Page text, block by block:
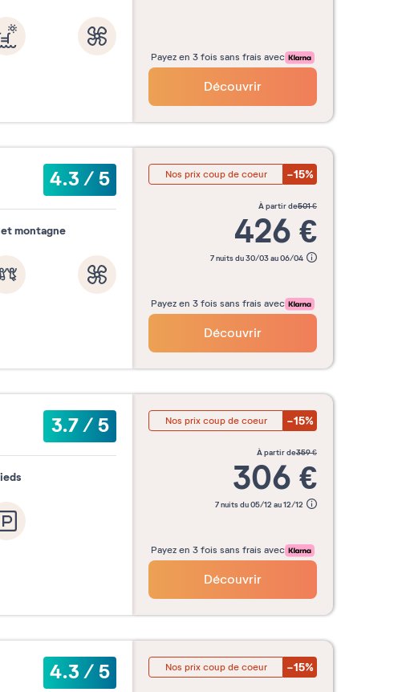
Payez en 3 fois sans frais avec
Découvrir
4.3/5
montagne
Nos prix coup de coeur -15%
à partir de501€
426 €
7 nuits du 30/03 au 06/04
Payez en 3 fois sans frais avec
Découvrir
3.7/5 Nos prix coup de coeur -15%
à partir de359€
306 €
7 nuits du 05/12 au 12/12
Payez en 3 fois sans frais avec
Découvrir
4.3/5 Nos prix coup de coeur -15%